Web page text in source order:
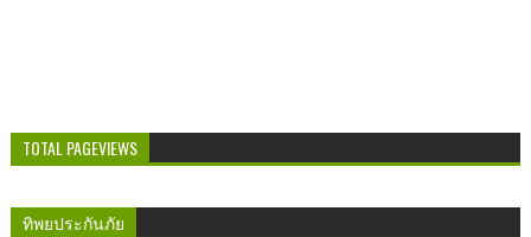
TOTAL PAGEVIEWS
ทิพยประกันภัย